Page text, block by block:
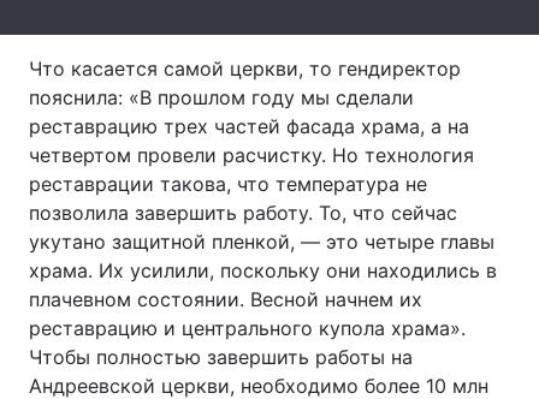
Послуги
Тема оформлення
Что касается самой церкви, то гендиректор
пояснила: «В прошлом году мы сделали
реставрацию трех частей фасада храма, а на
четвертом провели расчистку. Но технология
реставрации такова, что температура не
позволила завершить работу. То, что сейчас
укутано защитной пленкой, — это четыре главы
храма. Их усилили, поскольку они находились в
плачевном состоянии. Весной начнем их
реставрацию и центрального купола храма».
Чтобы полностью завершить работы на
Андреевской церкви, необходимо более 10 млн